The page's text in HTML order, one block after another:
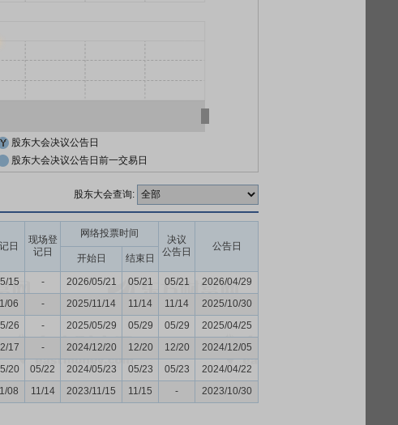
股东大会决议公告日
股东大会决议公告日前一交易日
股东大会查询:
日
现场登
记日
网络投票时间
决议
公告日
公告日
开始日 结束日
15 - 2026/05/21 05/21 05/21
2026/04/29
06 - 2025/11/14 11/14 11/14
2025/10/30
26 - 2025/05/29 05/29 05/29
2025/04/25
17 - 2024/12/20 12/20 12/20
2024/12/05
20 05/22 2024/05/23 05/23 05/23
2024/04/22
08 11/14 2023/11/15 11/15 - 2023/10/30